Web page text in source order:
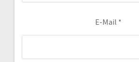
E-Mail *